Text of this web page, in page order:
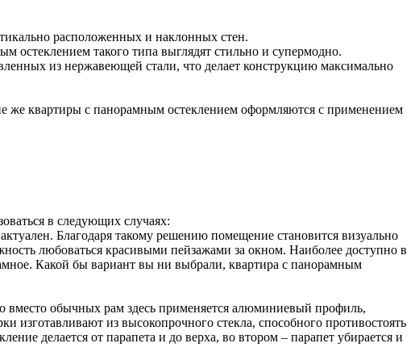
расположенных и наклонных стен.
остеклением такого типа выглядят стильно и супермодно.
из нержавеющей стали, что делает конструкцию максимально
же квартиры с панорамным остеклением оформляются с применением
в следующих случаях:
Благодаря такому решению помещение становится визуально
любоваться красивыми пейзажами за окном. Наиболее доступно в
Какой бы вариант вы ни выбрали, квартира с панорамным
вместо обычных рам здесь применяется алюминиевый профиль,
изготавливают из высокопрочного стекла, способного противостоять
делается от парапета и до верха, во втором – парапет убирается и